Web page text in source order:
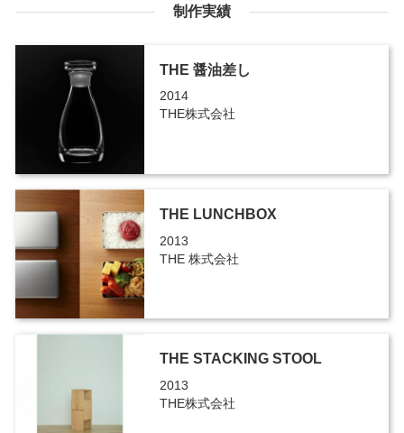
制作実績
THE 醤油差し
2014
THE株式会社
THE LUNCHBOX
2013
THE 株式会社
THE STACKING STOOL
2013
THE株式会社